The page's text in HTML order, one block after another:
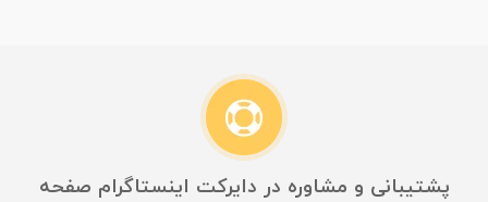
پشتیبانی و مشاوره در دایرکت اینستاگرام صفحه